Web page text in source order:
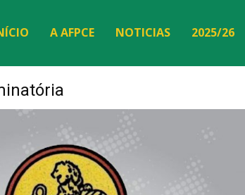
A AFPCE NOTICIAS 2025/26